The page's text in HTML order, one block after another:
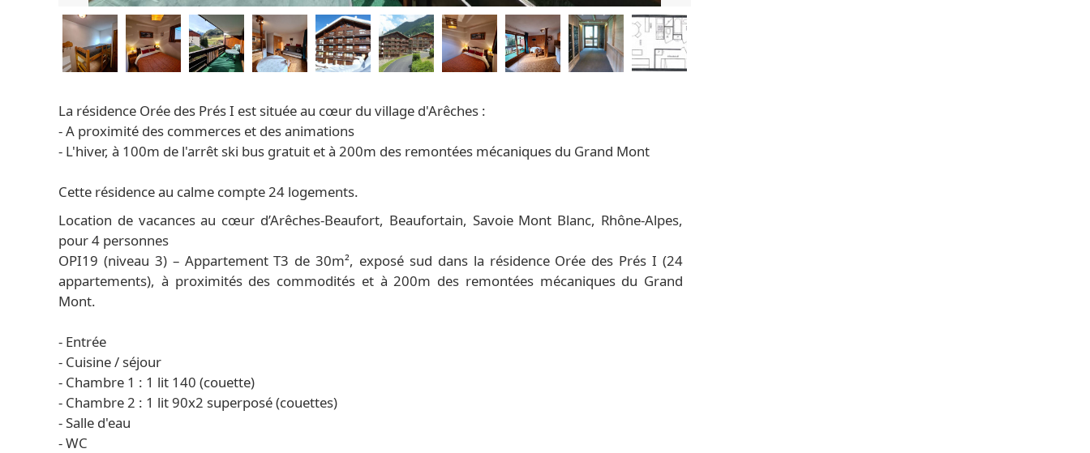
La résidence Orée des Prés I est située au cœur du village d'Arêches :
- A proximité des commerces et des animations
- L'hiver, à 100m de l'arrêt ski bus gratuit et à 200m des remontées mécaniques du Grand Mont
Cette résidence au calme compte 24 logements.
Location de vacances au cœur d’Arêches-Beaufort, Beaufortain, Savoie Mont Blanc, Rhône-Alpes,
pour 4 personnes
OPI19 (niveau 3) – Appartement T3 de 30m², exposé sud dans la résidence Orée des Prés I (24
appartements), à proximités des commodités et à 200m des remontées mécaniques du Grand
Mont.
- Entrée
- Cuisine / séjour
- Chambre 1 : 1 lit 140 (couette)
- Chambre 2 : 1 lit 90x2 superposé (couettes)
- Salle d'eau
- WC